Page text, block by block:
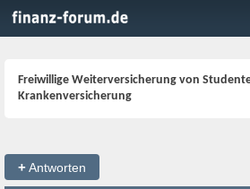
Freiwillige Weiterversicherung von
Krankenversicherung
+Antworten